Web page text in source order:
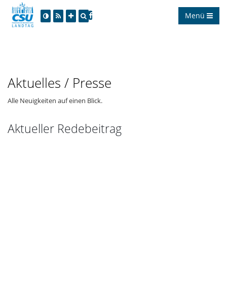
Menü
Aktuelles / Presse
Alle Neuigkeiten auf einen Blick.
Aktueller Redebeitrag